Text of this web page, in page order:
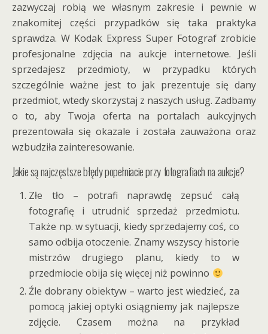
zazwyczaj robią we własnym zakresie i pewnie w
znakomitej części przypadków się taka praktyka
sprawdza. W Kodak Express Super Fotograf zrobicie
profesjonalne zdjęcia na aukcje internetowe. Jeśli
sprzedajesz przedmioty, w przypadku których
szczególnie ważne jest to jak prezentuje się dany
przedmiot, wtedy skorzystaj z naszych usług. Zadbamy
o to, aby Twoja oferta na portalach aukcyjnych
prezentowała się okazale i została zauważona oraz
wzbudziła zainteresowanie.
Jakie są najczęstsze błędy popełniacie przy fotografiach na aukcje?
Złe tło – potrafi naprawdę zepsuć całą
fotografię i utrudnić sprzedaż przedmiotu.
Także np. w sytuacji, kiedy sprzedajemy coś, co
samo odbija otoczenie. Znamy wszyscy historie
mistrzów drugiego planu, kiedy to w
przedmiocie obija się więcej niż powinno
Źle dobrany obiektyw – warto jest wiedzieć, za
pomocą jakiej optyki osiągniemy jak najlepsze
zdjęcie. Czasem można na przykład